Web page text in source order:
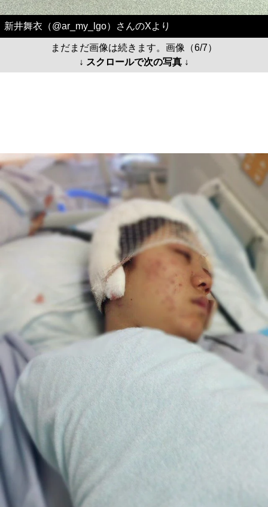
新井舞衣（@ar_my_lgo）さんのXより
まだまだ画像は続きます。画像（6/7）
↓ スクロールで次の写真 ↓